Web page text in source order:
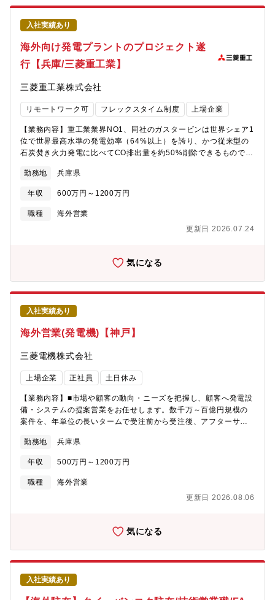
※将来的には海外駐在の可能性もございます。【仕事の魅力・や
りがい】・組織開発・グローバル経営・ビジネスモデル作りから
入札・受注まで幅広く経験でき、色々なことに挑戦頂くことがで
きます。・新しく立ち上がった部署のため、既存社員も別製品部
署から集まって日々意見を出し合い、キャリア採用の方もとても
なじみやすい環境です。・リモートワークも活用可能で、育児や
いただけます。・データセンター業界の有識者、MHIグループの
多様な領域の有識者、お客様やパートナーと共に新しい価値を追
求し続けて頂きます。【働き方について】・リモート可（週1回の
いて】・三菱グループの創業者岩崎彌太郎は政府より工部省長崎
造船局を借り受け、長崎造船所と命名して造船事業を開始したこ
とを契機に1884年に創業した同社は発電プラントなどの社会イン
フラ、船舶、航空機などの輸送機器、大型ロケット等の宇宙機器
ーとして社会を牽引しております。・2025年3月期決算で受注高
も過去最高であり、日本を代表する企業でありながら、さらなる
成長を続けております。・在宅勤務、時間単位年休、フレックス
が多数あり、選考フローを熟知しておりますので、内定まで丁寧
入社実績あり
海外向け発電プラントのプロジェクト遂
行【兵庫/三菱重工業】
三菱重工業株式会社
リモートワーク可 フレックスタイム制度 上場企業
【業務内容】重工業業界NO1、同社のガスタービンは世界シェア1
位で世界最高水準の発電効率（64%以上）を誇り、かつ従来型の
石炭焚き火力発電に比べてCO排出量を約50%削除できるものであ
インドサイクル（GTCC)の需要に向けてますます重要性が高まっ
ております。本ポジションは大型高効率ガスタービン複合発電設
備(GTCC)の新規案件におけるプロジェクト遂行営業業務をお任せ
致します。■遂行営業(高砂勤務)：受注プロジェクトの遂行に関わ
業務）。受注営業が契約したプロジェクトを完成させるまでの業
関連業務、ガスタービン等の出荷・船積み業務、引渡等の商務関
連交渉を担当。プロジェクトマネージャーと共にプロジェクトマ
ネジメントの中核を担って社内外の関係者をリードし、発電設備
完成に導く。※受注営業は東京にいます。受注営業：市場及び競
合の分析、引合・入札対応、契約交渉等。所謂注文を取る仕事で
あり、市場・顧客分析から、客先ニーズを汲み取ったソリューシ
ョン提案、協業先や社内関係部門と連携しながらの入札対応、英
文契約書類作成・交渉を経て、プロジェクト受注までを担当。
【プロジェクトでの本ポジションの立ち位置】プロジェクト規模
によりますが、各関係部門から数名がプロジェクト担当となり、1
プロジェクトでも社内で数十名から数百名規模のメンバーが携わ
ります。今回のポジションでは営業担当として設計、製造、建
設、調達等の社内部門のみならず、客先や協業先のパートナー等
社外関係者とも連携、協調しながらプロジェクトを進めていきま
す。【依頼背景】昨今の脱炭素社会への移行を踏まえた発電設備
効率ガスタ－ビンの世界的な需要が増え、海外各地からの旺盛な
る4年連続世界シェアNo.1の座を維持し、更に受注を拡大するた
め、体制強化を図るため、働く仲間を募集いたします。【キャリ
と親和性のある業務から始めていただくことを想定しています。
知識を習得頂きますので、異業界からの方も歓迎します。 異業
界から入社された方も多数います。そして、業務に慣れて頂いた
のち、担当として独り立ちして頂いたのち、ゆくゆくはプロジェ
クトを最前線でリードして頂きたいと考えています。アメリカ、
ドバイ、シンガポールといったグローバルビジネスの最前線で、
海外駐在も含めて活躍するチャンスがあります。【本ポジション
の魅力】我々は三菱重工グループの中でも中核を担うGTCC事業
勤務地 兵庫県
年収 600万円～1200万円
職種
海外営業
更新日 2026.07.24
気になる
入社実績あり
海外営業(発電機)【神戸】
三菱電機株式会社
上場企業 正社員 土日休み
【業務内容】■市場や顧客の動向・ニーズを把握し、顧客へ発電設
備・システムの提案営業をお任せします。数千万～百億円規模の
案件を、年単位の長いタームで受注前から受注後、アフターサー
欧阿中東、アジア各国）の電力会社、発電事業者【担当事業】発
電設備・システムの新設及びアフターサービスの営業（海外顧客
との直接折衝、国内外での営業活動や海外拠点からの情報収集、
それら情報に基づく販売戦略の立案・推進、市場動向把握、市場
など）【具体的には…】■当社発電機システムの販売（含リハビリ
し、提案活動等により顧客との信頼構築を行います。海外拠点、
商社や現地パートナー等の社外組織とも連携しながら具体化した
案件を受注に結び付ける活動をお任せします。■新設ビジネスでは
三菱重工と連携し、ターゲット商談の受注に取り組みます。受注
後も三菱重工と連携し、発電機の納期通りの出荷、現地工程の円
滑な進捗をサポートし、契約納期（運転開始）の確保などプロジ
ェクト遂行期間中の様々な商務事項の対応・交渉に取り組んでい
勤務地 兵庫県
年収 500万円～1200万円
職種
海外営業
更新日 2026.08.06
気になる
入社実績あり